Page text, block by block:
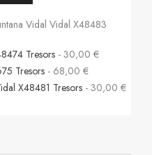
Vidal Vidal X48483
Tresors - 30,00 €
Tresors - 68,00 €
X48481 Tresors - 30,00 €